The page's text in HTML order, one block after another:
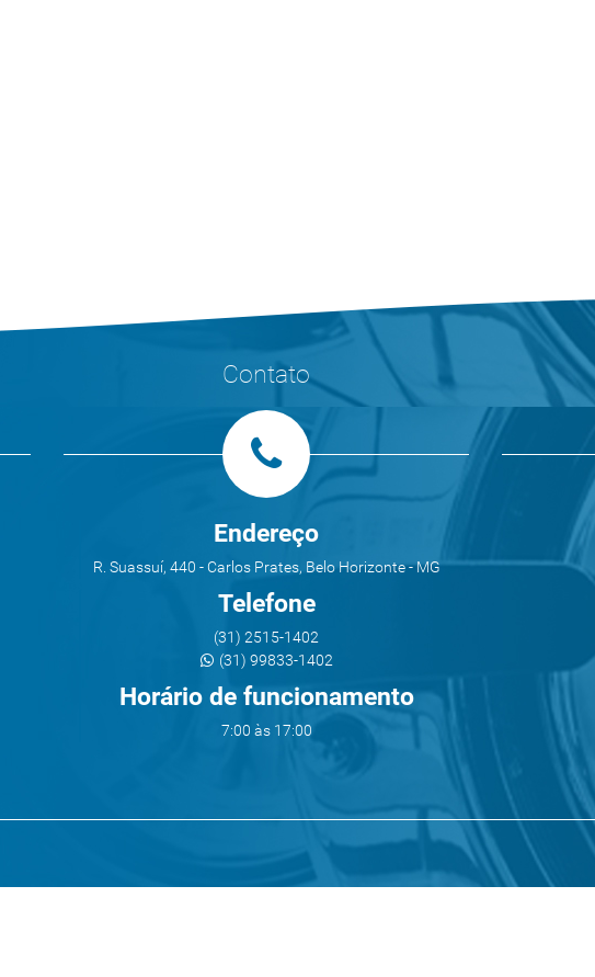
Contato
Endereço
R. Suassuí, 440 - Carlos Prates, Belo Horizonte - MG
Telefone
(31) 2515-1402
(31) 99833-1402
Horário de funcionamento
7:00 às 17:00